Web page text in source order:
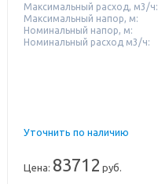
Максимальный расход, м3/ч:
Максимальный напор, м:
Номинальный напор, м:
Номинальный расход м3/ч:
Уточнить по наличию
Цена: 83712 руб.